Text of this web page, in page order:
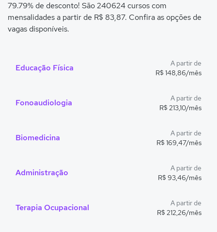
79.79% de desconto! São 240624 cursos com
mensalidades a partir de R$ 83,87. Confira as opções de
vagas disponíveis.
Educação Física
A partir de
R$ 148,86/mês
Fonoaudiologia
A partir de
R$ 213,10/mês
Biomedicina
A partir de
R$ 169,47/mês
Administração
A partir de
R$ 93,46/mês
Terapia Ocupacional
A partir de
R$ 212,26/mês